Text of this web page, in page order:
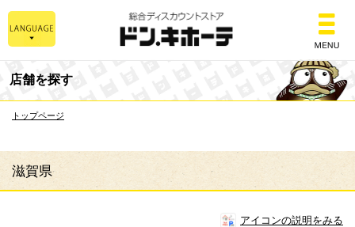
総合ディスカウント
店舗を探す
トップページ
滋賀県
アイコンの説明をみる